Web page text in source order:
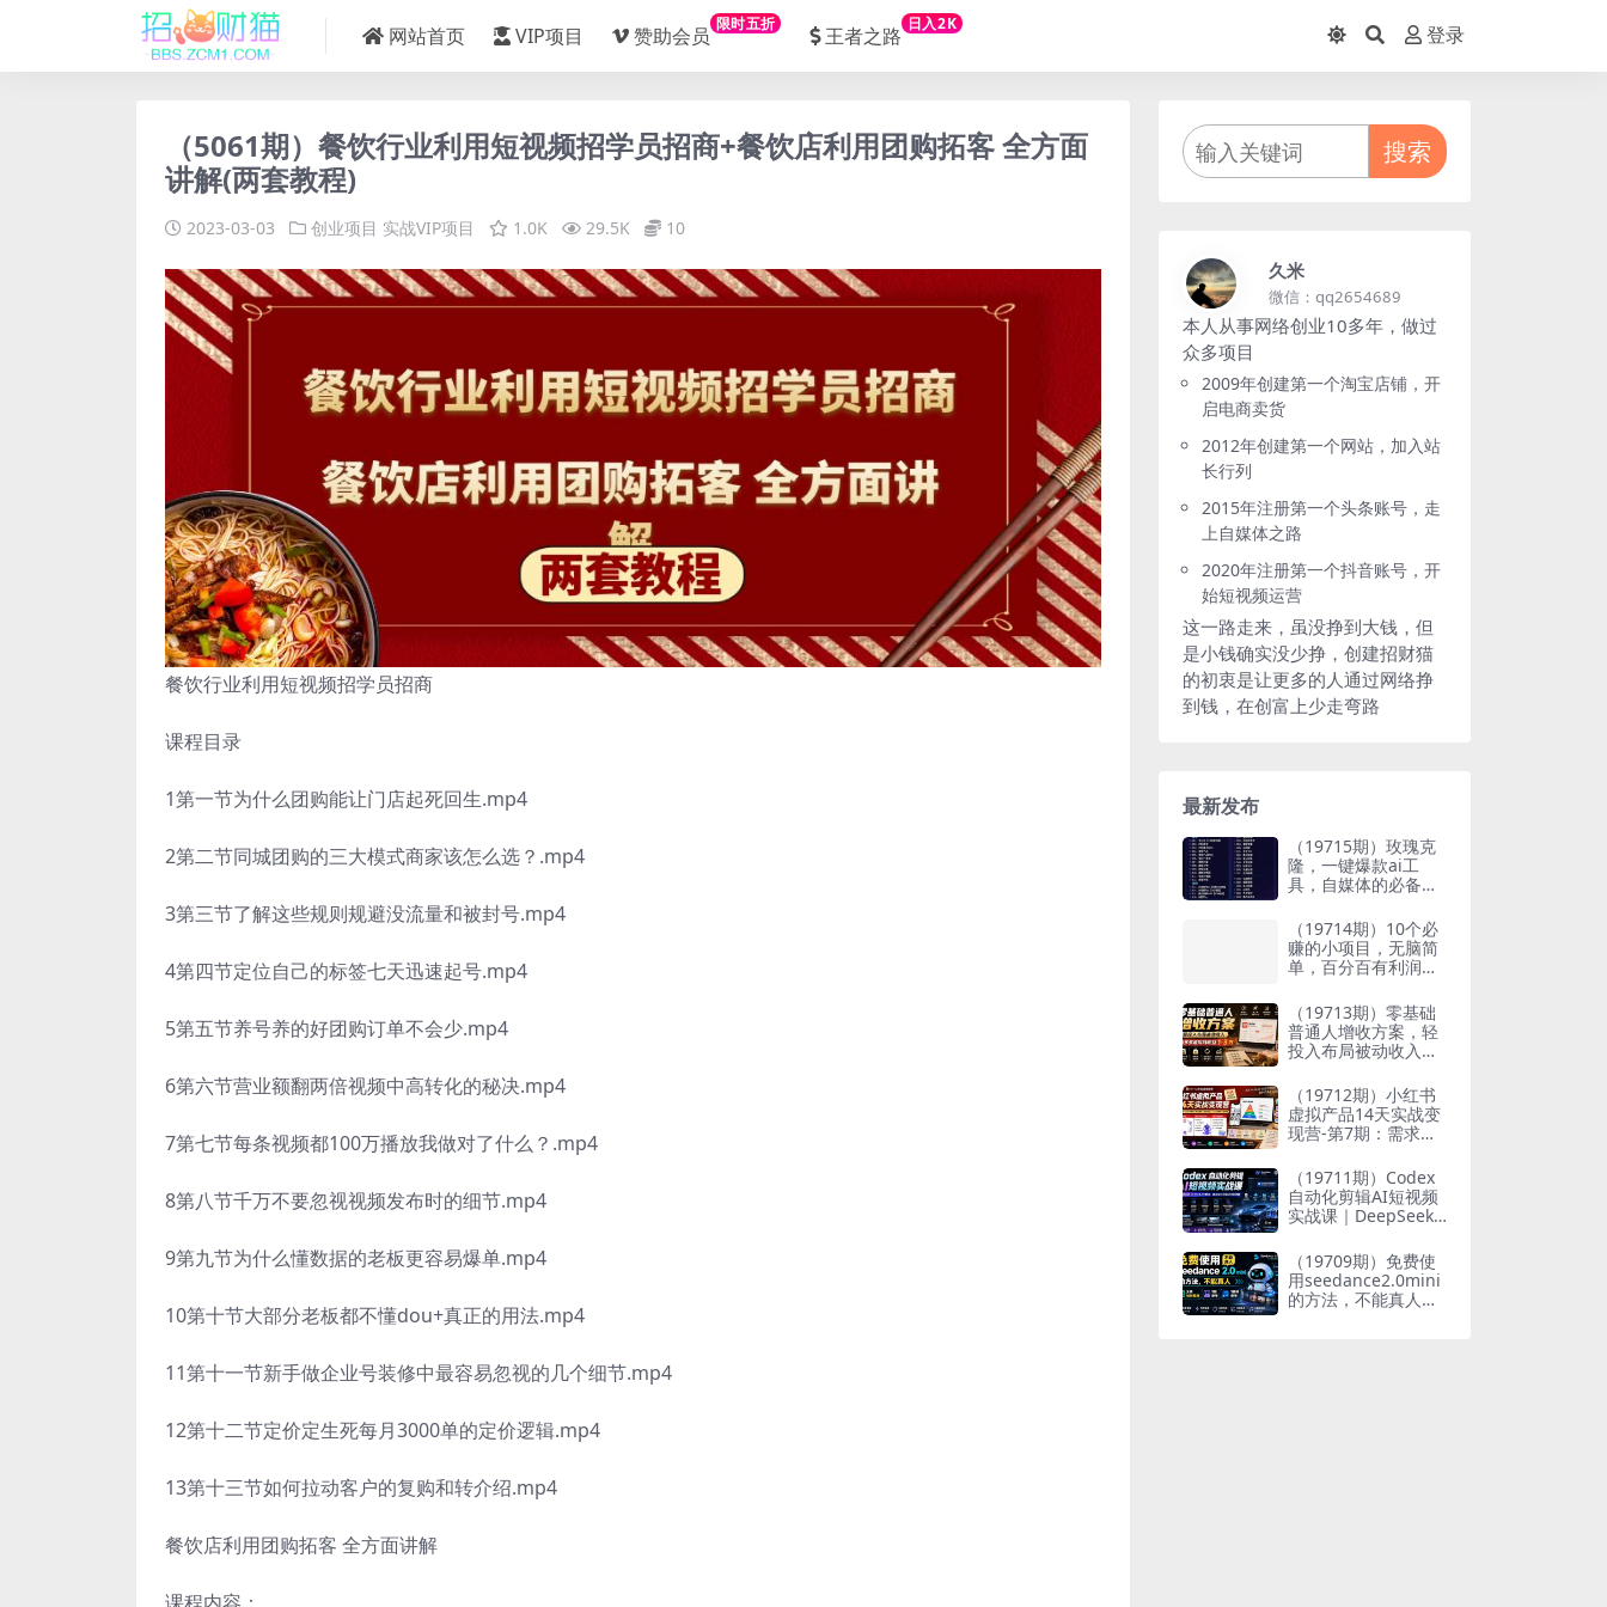
网站首页 VIP项目 赞助会员 限时五折 王者之路 日入2K
登录
（5061期）餐饮行业利用短视频招学员招商+餐饮店利用团购拓客 全方面
讲解(两套教程)
2023-03-03 创业项目 实战VIP项目 1.0K 29.5K 10
餐饮行业利用短视频招学员招商
课程目录
1第一节为什么团购能让门店起死回生.mp4
2第二节同城团购的三大模式商家该怎么选？.mp4
3第三节了解这些规则规避没流量和被封号.mp4
4第四节定位自己的标签七天迅速起号.mp4
5第五节养号养的好团购订单不会少.mp4
6第六节营业额翻两倍视频中高转化的秘决.mp4
7第七节每条视频都100万播放我做对了什么？.mp4
8第八节千万不要忽视视频发布时的细节.mp4
9第九节为什么懂数据的老板更容易爆单.mp4
10第十节大部分老板都不懂dou+真正的用法.mp4
11第十一节新手做企业号装修中最容易忽视的几个细节.mp4
12第十二节定价定生死每月3000单的定价逻辑.mp4
13第十三节如何拉动客户的复购和转介绍.mp4
餐饮店利用团购拓客 全方面讲解
搜索
久米
微信：qq2654689
本人从事网络创业10多年，做过
众多项目
2009年创建第一个淘宝店铺，开
启电商卖货
2012年创建第一个网站，加入站
长行列
2015年注册第一个头条账号，走
上自媒体之路
2020年注册第一个抖音账号，开
始短视频运营
这一路走来，虽没挣到大钱，但
是小钱确实没少挣，创建招财猫
的初衷是让更多的人通过网络挣
到钱，在创富上少走弯路
最新发布
（19715期）玫瑰克
隆，一键爆款ai工
具，自媒体的必备神
细的教程
（19714期）10个必
赚的小项目，无脑简
单，百分百有利润，
0+
（19713期）零基础
普通人增收方案，轻
投入布局被动收入，
万（19712期）小红书
虚拟产品14天实战变
现营-第7期：需求挖
品矩阵×内容笔记×一
人公司进阶×全链路
（19711期）Codex
自动化剪辑AI短视频
实战课｜DeepSeek
图文成片封装Skill全
流程
（19709期）免费使
用seedance2.0mini
的方法，不能真人，